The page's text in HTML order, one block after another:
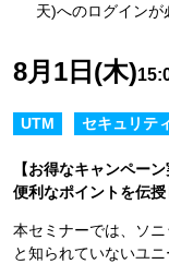
天)へのログインが
8月1日(木)
UTM セキュリテ
【お得なキャンペー
便利なポイントを伝授
本セミナーでは、ソ
と知られていないユ